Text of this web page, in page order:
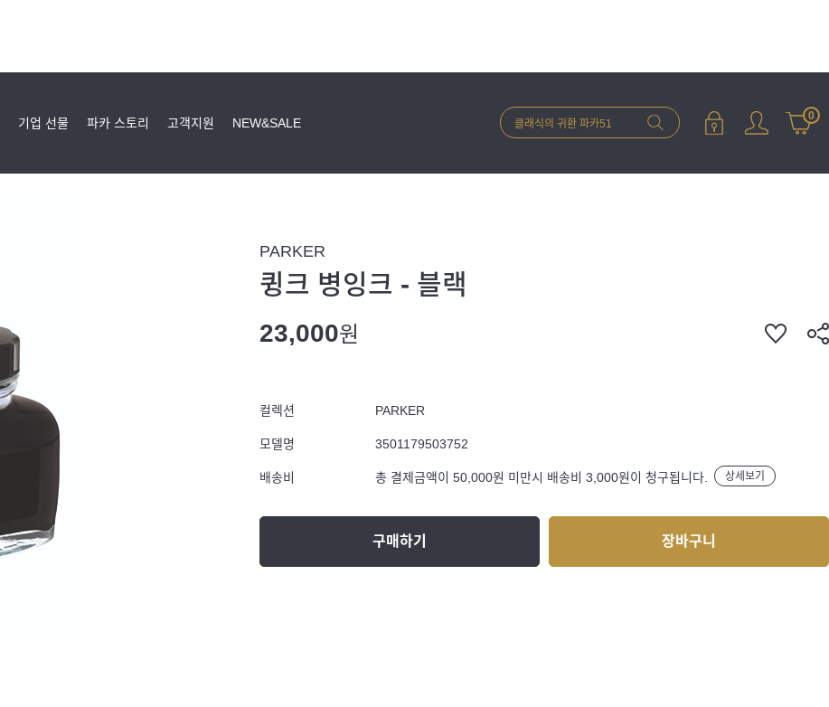
기업 선물 파카 스토리 고객지원 NEW&SALE 0
PARKER
큉크 병잉크 - 블랙
23,000원
컬렉션 PARKER
모델명 3501179503752
배송비 총 결제금액이 50,000원 미만시 배송비 3,000원이 청구됩니다. 상세보기
구매하기 장바구니